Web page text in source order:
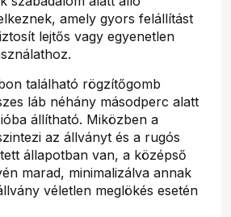
amely gyors felállítást
lejtős vagy egyenetlen
található rögzítőgomb
láb néhány másodperc alatt
állítható. Miközben a
az állványt és a rugós
állapotban van, a középső
marad, minimalizálva annak
véletlen meglökés esetén